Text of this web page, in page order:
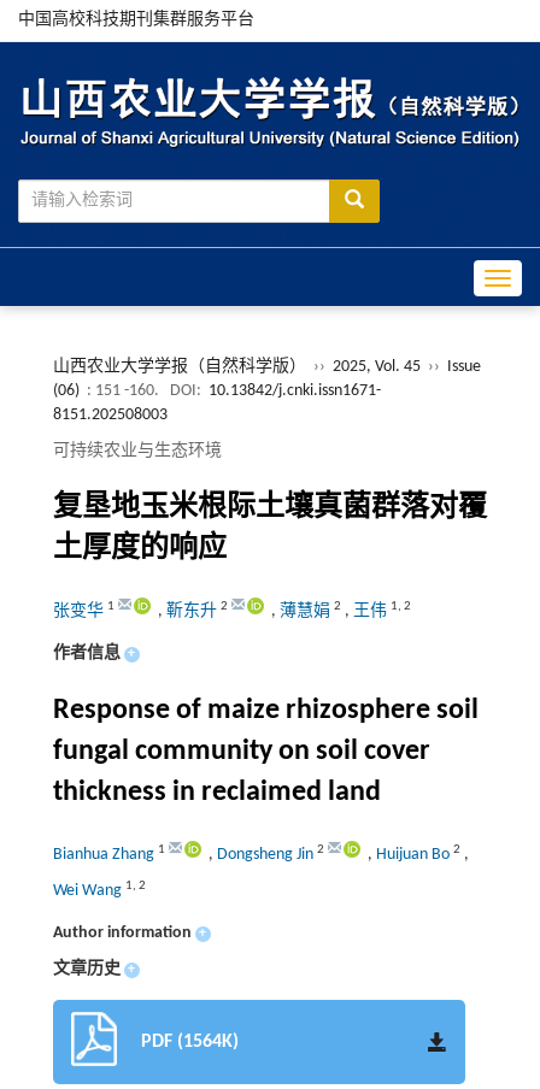
中国高校科技期刊集群服务平台
山西农业大学学报（自然科学版） ›› 2025, Vol. 45 ›› Issue
(06) : 151 -160. DOI: 10.13842/j.cnki.issn1671-
8151.202508003
可持续农业与生态环境
复垦地玉米根际土壤真菌群落对覆
土厚度的响应
张变华 1 , 靳东升 2 , 薄慧娟 2 , 王伟 1, 2
作者信息 +
Response of maize rhizosphere soil
fungal community on soil cover
thickness in reclaimed land
Bianhua Zhang 1 , Dongsheng Jin 2 , Huijuan Bo 2 ,
Wei Wang 1, 2
Author information +
文章历史 +
PDF (1564K)